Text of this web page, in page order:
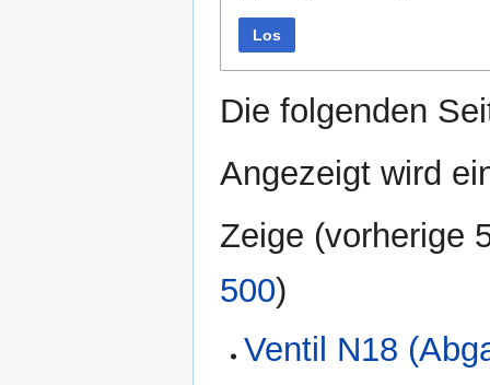
Los
Die folgenden
Angezeigt wird
Zeige (vorherige
500)
Ventil N18